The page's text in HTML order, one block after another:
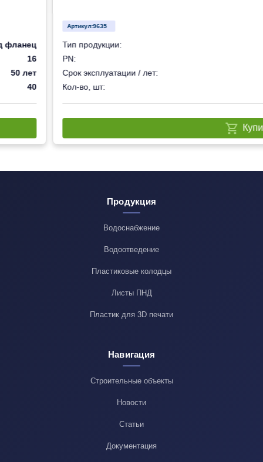
фланец
16
50 лет
40
Артикул:9635
Тип продукции:
PN:
Срок эксплуатации / лет:
Кол-во, шт:
Продукция
Водоснабжение
Водоотведение
Пластиковые колодцы
Листы ПНД
Пластик для 3D печати
Навигация
Строительные объекты
Новости
Статьи
Документация